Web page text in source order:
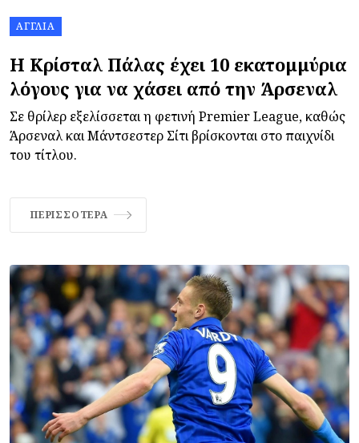
ΑΓΓΛΊΑ
Η Κρίσταλ Πάλας έχει 10 εκατομμύρια
λόγους για να χάσει από την Άρσεναλ
Σε θρίλερ εξελίσσεται η φετινή Premier League, καθώς
Άρσεναλ και Μάντσεστερ Σίτι βρίσκονται στο παιχνίδι
του τίτλου.
ΠΕΡΙΣΣΌΤΕΡΑ